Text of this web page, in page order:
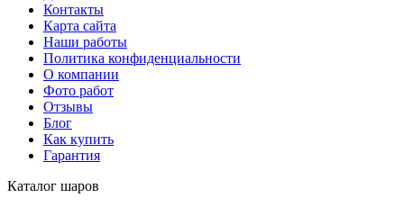
Контакты
Карта сайта
Наши работы
Политика конфиденциальности
О компании
Фото работ
Отзывы
Блог
Как купить
Гарантия
Каталог шаров